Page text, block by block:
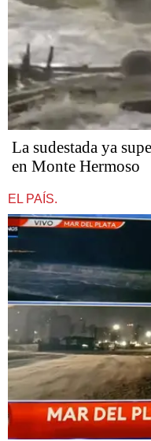
La sudestada ya
en Monte Hermoso
EL PAÍS.